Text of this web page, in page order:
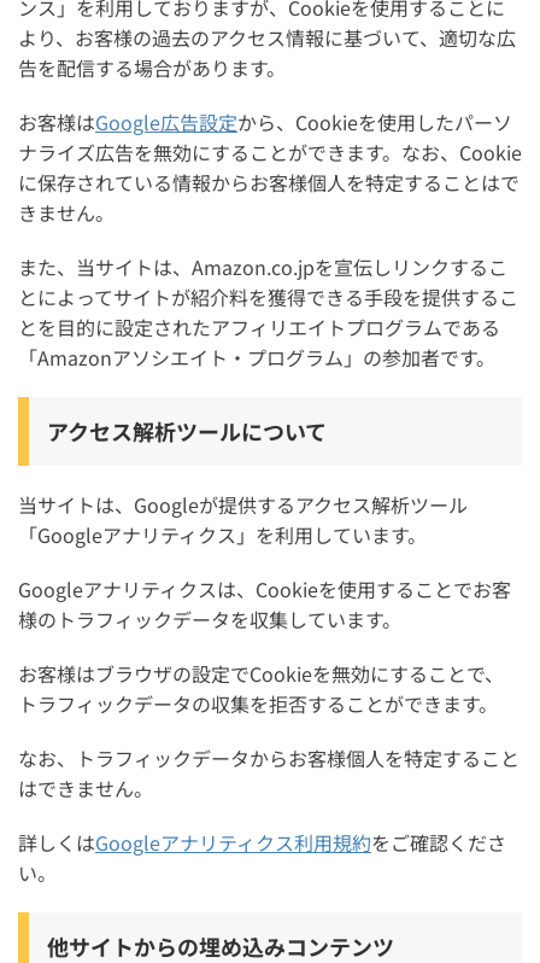
ンス」を利用しておりますが、Cookieを使用することに
より、お客様の過去のアクセス情報に基づいて、適切な広
告を配信する場合があります。
お客様はGoogle広告設定から、Cookieを使用したパーソ
ナライズ広告を無効にすることができます。なお、Cookie
に保存されている情報からお客様個人を特定することはで
きません。
また、当サイトは、Amazon.co.jpを宣伝しリンクするこ
とによってサイトが紹介料を獲得できる手段を提供するこ
とを目的に設定されたアフィリエイトプログラムである
「Amazonアソシエイト・プログラム」の参加者です。
アクセス解析ツールについて
当サイトは、Googleが提供するアクセス解析ツール
「Googleアナリティクス」を利用しています。
Googleアナリティクスは、Cookieを使用することでお客
様のトラフィックデータを収集しています。
お客様はブラウザの設定でCookieを無効にすることで、
トラフィックデータの収集を拒否することができます。
なお、トラフィックデータからお客様個人を特定すること
はできません。
詳しくはGoogleアナリティクス利用規約をご確認くださ
い。
他サイトからの埋め込みコンテンツ